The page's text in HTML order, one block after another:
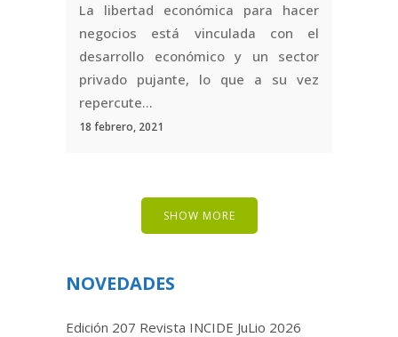
La libertad económica para hacer
negocios está vinculada con el
desarrollo económico y un sector
privado pujante, lo que a su vez
repercute...
18 febrero, 2021
SHOW MORE
NOVEDADES
Edición 207 Revista INCIDE JuLio 2026